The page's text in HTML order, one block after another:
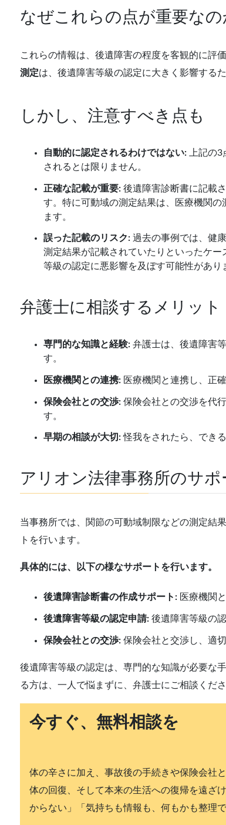
なぜこれらの点が重要なの
これらの情報は、後遺障害の程度を客観的に評
測定は、後遺障害等級の認定に大きく影響する
しかし、注意すべき点も
自動的に認定されるわけではない: 上記の
されるとは限りません。
正確な記載が重要: 後遺障害診断書に記載
す。特に可動域の測定結果は、医療機関
ます。
誤った記載のリスク: 過去の事例では、健
測定結果が記載されていたりといったケ
等級の認定に悪影響を及ぼす可能性があり
弁護士に相談するメリット
専門的な知識と経験: 弁護士は、後遺障害
す。
医療機関との連携: 医療機関と連携し、正
保険会社との交渉: 保険会社との交渉を代
す。
早期の相談が大切:怪我をされたら、でき
アリオン法律事務所のサポ
当事務所では、関節の可動域制限などの測定結
トを行います。
具体的には、以下の様なサポートを行います。
後遺障害診断書の作成サポート: 医療機関
後遺障害等級の認定申請: 後遺障害等級の
保険会社との交渉: 保険会社と交渉し、適
後遺障害等級の認定は、専門的な知識が必要な
る方は、一人で悩まずに、弁護士にご相談くださ
今すぐ、無料相談を
体の辛さに加え、事故後の手続きや保険会社
体の回復、そして本来の生活への復帰を遠ざ
からない」「気持ちも情報も、何もかも整理